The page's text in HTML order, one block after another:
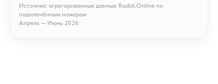
Источник: агрегированные данные Radist.Online по
подключённым номерам
Апрель — Июнь 2026